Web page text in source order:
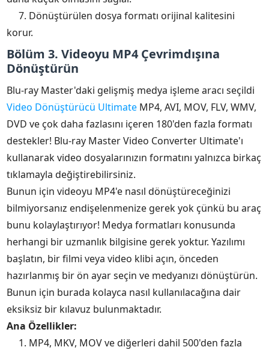
7. Dönüştürülen dosya formatı orijinal kalitesini
korur.
Bölüm 3. Videoyu MP4 Çevrimdışına
Dönüştürün
Blu-ray Master'daki gelişmiş medya işleme aracı seçildi
Video Dönüştürücü Ultimate MP4, AVI, MOV, FLV, WMV,
DVD ve çok daha fazlasını içeren 180'den fazla formatı
destekler! Blu-ray Master Video Converter Ultimate'ı
kullanarak video dosyalarınızın formatını yalnızca birkaç
tıklamayla değiştirebilirsiniz.
Bunun için videoyu MP4'e nasıl dönüştüreceğinizi
bilmiyorsanız endişelenmenize gerek yok çünkü bu araç
bunu kolaylaştırıyor! Medya formatları konusunda
herhangi bir uzmanlık bilgisine gerek yoktur. Yazılımı
başlatın, bir filmi veya video klibi açın, önceden
hazırlanmış bir ön ayar seçin ve medyanızı dönüştürün.
Bunun için burada kolayca nasıl kullanılacağına dair
eksiksiz bir kılavuz bulunmaktadır.
Ana Özellikler:
1. MP4, MKV, MOV ve diğerleri dahil 500'den fazla